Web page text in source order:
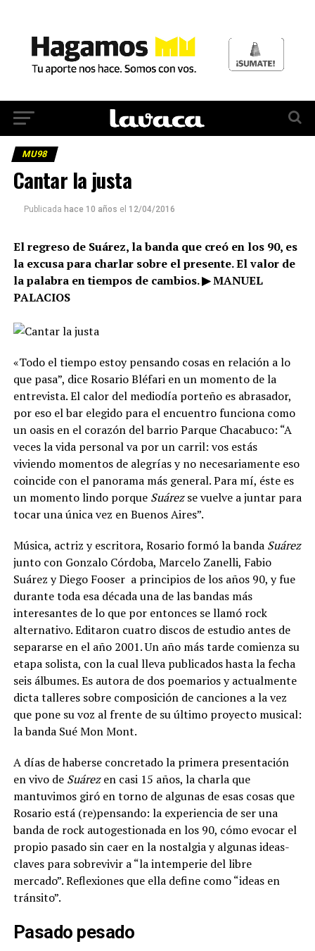
MU98
Cantar la justa
Publicada hace 10 años el 12/04/2016
El regreso de Suárez, la banda que creó en los 90, es
la excusa para charlar sobre el presente. El valor de
la palabra en tiempos de cambios. ▶ MANUEL
PALACIOS
«Todo el tiempo estoy pensando cosas en relación a lo
que pasa”, dice Rosario Bléfari en un momento de la
entrevista. El calor del mediodía porteño es abrasador,
por eso el bar elegido para el encuentro funciona como
un oasis en el corazón del barrio Parque Chacabuco: “A
veces la vida personal va por un carril: vos estás
viviendo momentos de alegrías y no necesariamente eso
coincide con el panorama más general. Para mí, éste es
un momento lindo porque Suárezse vuelve a juntar para
tocar una única vez en Buenos Aires”.
Música, actriz y escritora, Rosario formó la banda Suárez
junto con Gonzalo Córdoba, Marcelo Zanelli, Fabio
Suárez y Diego Fooser a principios de los años 90, y fue
durante toda esa década una de las bandas más
interesantes de lo que por entonces se llamó rock
alternativo. Editaron cuatro discos de estudio antes de
separarse en el año 2001. Un año más tarde comienza su
etapa solista, con la cual lleva publicados hasta la fecha
seis álbumes. Es autora de dos poemarios y actualmente
dicta talleres sobre composición de canciones a la vez
que pone su voz al frente de su último proyecto musical:
la banda Sué Mon Mont.
A días de haberse concretado la primera presentación
en vivo de Suárezen casi 15 años, la charla que
mantuvimos giró en torno de algunas de esas cosas que
Rosario está (re)pensando: la experiencia de ser una
banda de rock autogestionada en los 90, cómo evocar el
propio pasado sin caer en la nostalgia y algunas ideas-
claves para sobrevivir a “la intemperie del libre
mercado”. Reflexiones que ella define como “ideas en
tránsito”.
Pasado pesado